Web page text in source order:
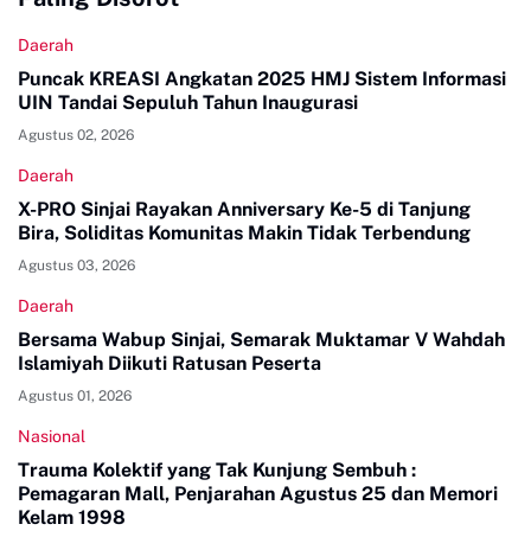
Daerah
Puncak KREASI Angkatan 2025 HMJ Sistem Informasi
UIN Tandai Sepuluh Tahun Inaugurasi
Agustus 02, 2026
Daerah
X-PRO Sinjai Rayakan Anniversary Ke-5 di Tanjung
Bira, Soliditas Komunitas Makin Tidak Terbendung
Agustus 03, 2026
Daerah
Bersama Wabup Sinjai, Semarak Muktamar V Wahdah
Islamiyah Diikuti Ratusan Peserta
Agustus 01, 2026
Nasional
Trauma Kolektif yang Tak Kunjung Sembuh :
Pemagaran Mall, Penjarahan Agustus 25 dan Memori
Kelam 1998